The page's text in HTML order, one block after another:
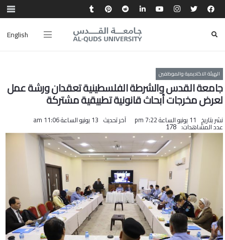
English
الهيئة الاكاديمية والموظفين
جامعة القدس والشرطة الفلسطينية تعقدان ورشة عمل
لعرض مخرجات أبحاث قانونية تطبيقية مشتركة
نشر بتاريخ 11 يونيو الساعة 7:22 pm آخر تحديث 13 يونيو الساعة 11:06 am
عدد المشاهدات: 178